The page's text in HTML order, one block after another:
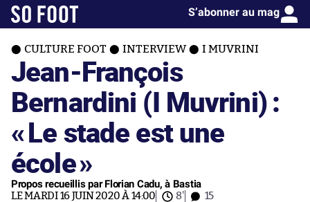
S’abonner au mag
CULTURE FOOT INTERVIEW I MUVRINI
Jean-François
Bernardini (I Muvrini) :
«Le stade est une
école»
Propos recueillis par Florian Cadu, à Bastia
LE MARDI 16 JUIN 2020 À 14:00 8' 15